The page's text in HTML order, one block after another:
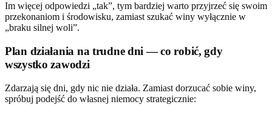
Im więcej odpowiedzi „tak”, tym bardziej warto przyjrzeć się swoim
przekonaniom i środowisku, zamiast szukać winy wyłącznie w
„braku silnej woli”.
Plan działania na trudne dni — co robić, gdy
wszystko zawodzi
Zdarzają się dni, gdy nic nie działa. Zamiast dorzucać sobie winy,
spróbuj podejść do własnej niemocy strategicznie: